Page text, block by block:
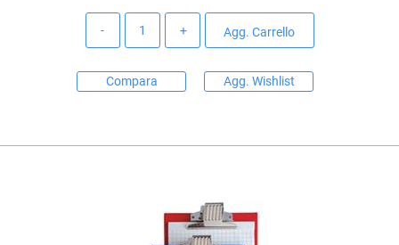
Agg. Carrello
Compara Agg. Wishlist